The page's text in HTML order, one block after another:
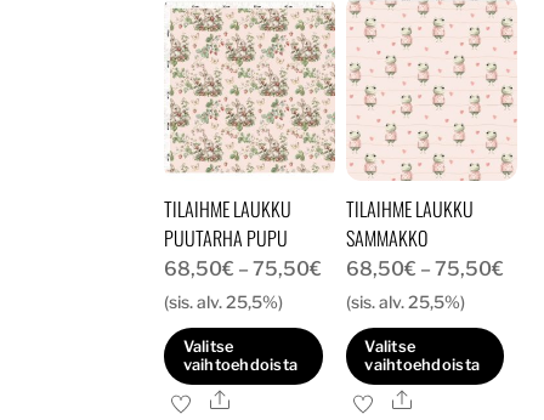
useampi
muunnelma.
Voit
tehdä
valinnat
tuotteen
sivulla.
useampi
muunnelma.
Voit
tehdä
valinnat
tuotteen
sivulla.
TILAIHME LAUKKU
PUUTARHA PUPU
68,50€ – 75,50€ Hintaluokka:
68,50€
75,50€
(sis. alv. 25,5%)
Valitse
vaihtoehdoista
Tällä
Ale
TILAIHME LAUKKU
SAMMAKKO
68,50€ – 75,50€
(sis. alv. 25,5%)
Valitse
vaihtoehdoista
Tällä
Ale